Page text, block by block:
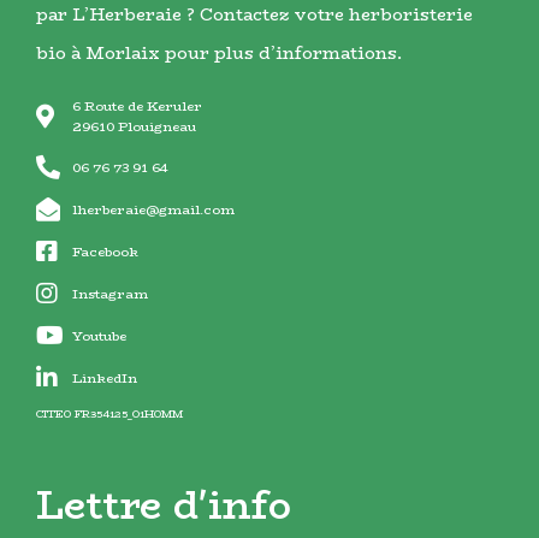
par L’Herberaie ? Contactez votre herboristerie
bio à Morlaix pour plus d’informations.
6 Route de Keruler
29610 Plouigneau
06 76 73 91 64
lherberaie@gmail.com
Facebook
Instagram
Youtube
LinkedIn
CITEO FR354125_01HOMM
Lettre d'info